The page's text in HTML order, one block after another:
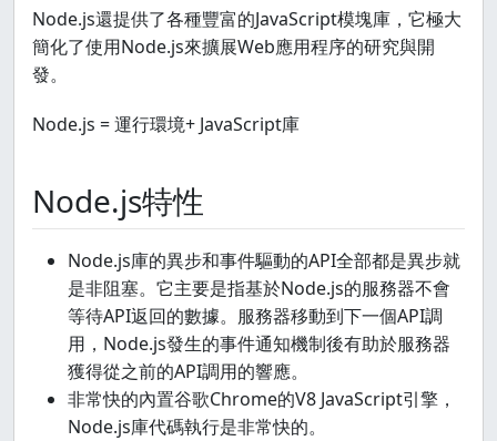
Node.js還提供了各種豐富的JavaScript模塊庫，它極大
簡化了使用Node.js來擴展Web應用程序的研究與開
發。
Node.js = 運行環境+ JavaScript庫
Node.js特性
Node.js庫的異步和事件驅動的API全部都是異步就
是非阻塞。它主要是指基於Node.js的服務器不會
等待API返回的數據。服務器移動到下一個API調
用，Node.js發生的事件通知機制後有助於服務器
獲得從之前的API調用的響應。
非常快的內置谷歌Chrome的V8 JavaScript引擎，
Node.js庫代碼執行是非常快的。